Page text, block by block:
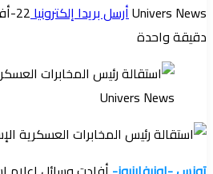
Univers Newsأرسل بريدا إلكترونيا22-أفريل-2024 12h22
دقيقة واحدة